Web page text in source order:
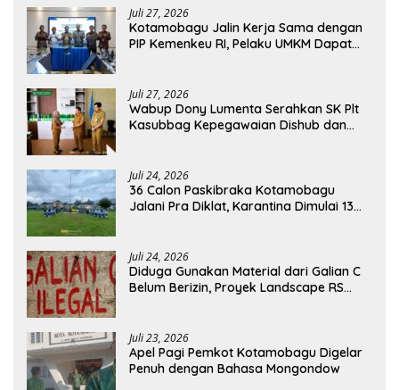
Juli 27, 2026
Kotamobagu Jalin Kerja Sama dengan
PIP Kemenkeu RI, Pelaku UMKM Dapat
Juli 27, 2026
Wabup Dony Lumenta Serahkan SK Plt
Kasubbag Kepegawaian Dishub dan
Juli 24, 2026
36 Calon Paskibraka Kotamobagu
Jalani Pra Diklat, Karantina Dimulai 13
Juli 24, 2026
Diduga Gunakan Material dari Galian C
Belum Berizin, Proyek Landscape RS
Juli 23, 2026
Apel Pagi Pemkot Kotamobagu Digelar
Penuh dengan Bahasa Mongondow